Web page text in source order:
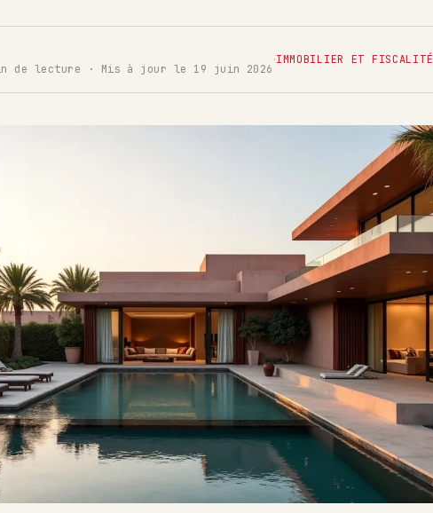
de lecture · Mis à jour le 19 juin 2026
·IMMOBILIER ET FISCALITÉ